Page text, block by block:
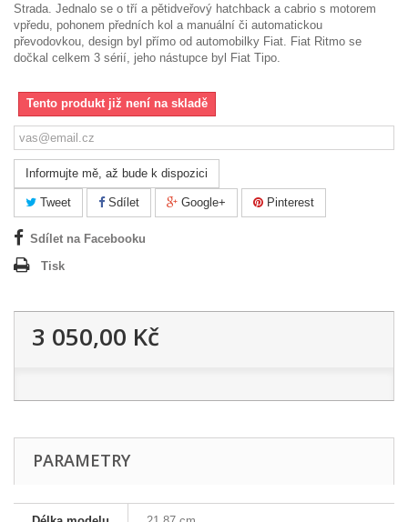
Strada. Jednalo se o tří a pětidveřový hatchback a cabrio s motorem
vpředu, pohonem předních kol a manuální či automatickou
převodovkou, design byl přímo od automobilky Fiat. Fiat Ritmo se
dočkal celkem 3 sérií, jeho nástupce byl Fiat Tipo.
Tento produkt již není na skladě
Informujte mě, až bude k dispozici
Tweet Sdílet Google+ Pinterest
Sdílet na Facebooku
Tisk
3 050,00 Kč
PARAMETRY